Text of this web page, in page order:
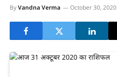
ByVandna Verma October 30, 2020